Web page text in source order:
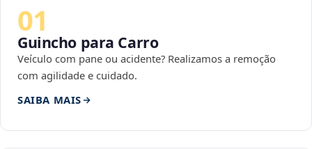
01
Guincho para Carro
Veículo com pane ou acidente? Realizamos a remoção
com agilidade e cuidado.
SAIBA MAIS